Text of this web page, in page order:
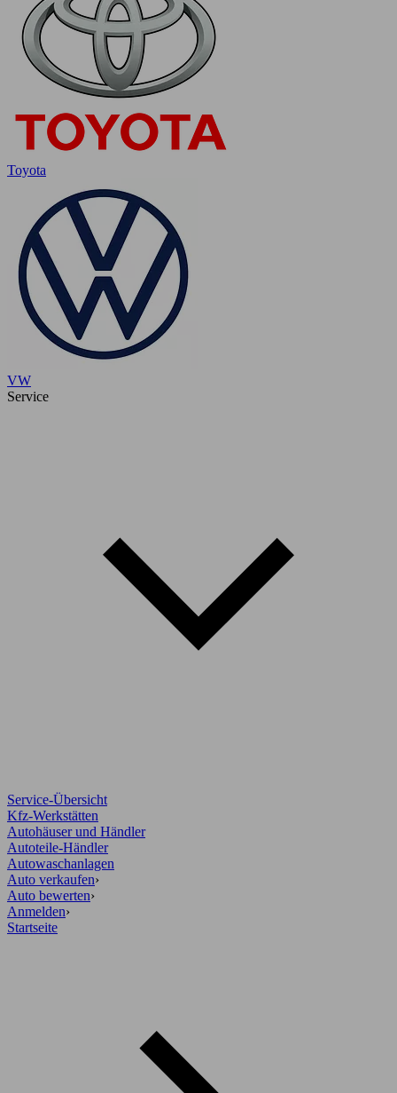
Toyota
VW
Service
Service-Übersicht
Kfz-Werkstätten
Autohäuser und Händler
Autoteile-Händler
Autowaschanlagen
Auto verkaufen›
Auto bewerten›
Anmelden›
Startseite